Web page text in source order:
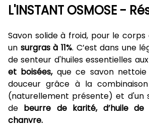
L'INSTANT OSMOSE -
Savon solide à froid, pour le
un surgras à 11%. C’est dans une
de senteur d'huiles essentielles
et boisées,que ce savon
douceur grâce à la
(naturellement présente) et d'un
de beurre de karité, d’huile
chanvre.